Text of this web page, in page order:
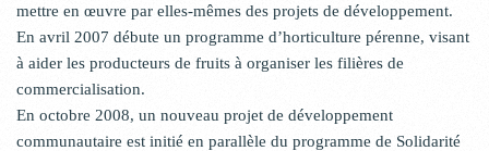
mettre en œuvre par elles-mêmes des projets de développement.
En avril 2007 débute un programme d’horticulture pérenne, visant
à aider les producteurs de fruits à organiser les filières de
commercialisation.
En octobre 2008, un nouveau projet de développement
communautaire est initié en parallèle du programme de Solidarité